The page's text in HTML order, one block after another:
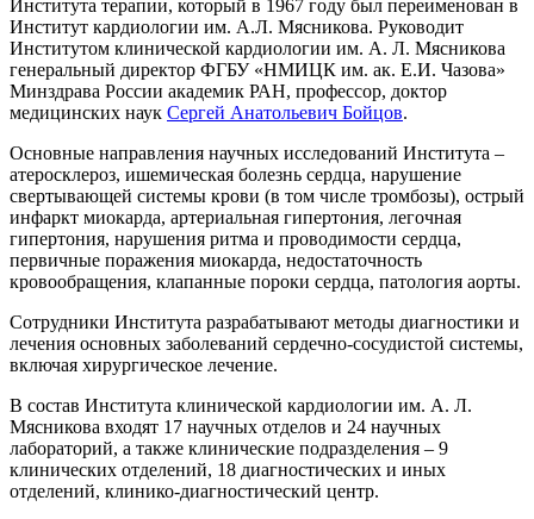
Института терапии, который в 1967 году был переименован в
Институт кардиологии им. А.Л. Мясникова. Руководит
Институтом клинической кардиологии им. А. Л. Мясникова
генеральный директор ФГБУ «НМИЦК им. ак. Е.И. Чазова»
Минздрава России академик РАН, профессор, доктор
медицинских наук Сергей Анатольевич Бойцов.
Основные направления научных исследований Института –
атеросклероз, ишемическая болезнь сердца, нарушение
свертывающей системы крови (в том числе тромбозы), острый
инфаркт миокарда, артериальная гипертония, легочная
гипертония, нарушения ритма и проводимости сердца,
первичные поражения миокарда, недостаточность
кровообращения, клапанные пороки сердца, патология аорты.
Сотрудники Института разрабатывают методы диагностики и
лечения основных заболеваний сердечно-сосудистой системы,
включая хирургическое лечение.
В состав Института клинической кардиологии им. А. Л.
Мясникова входят 17 научных отделов и 24 научных
лабораторий, а также клинические подразделения – 9
клинических отделений, 18 диагностических и иных
отделений, клинико-диагностический центр.